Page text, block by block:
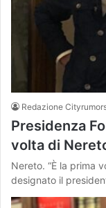
Redazione
Presidenza
volta di
Nereto. “È la prima
designato il